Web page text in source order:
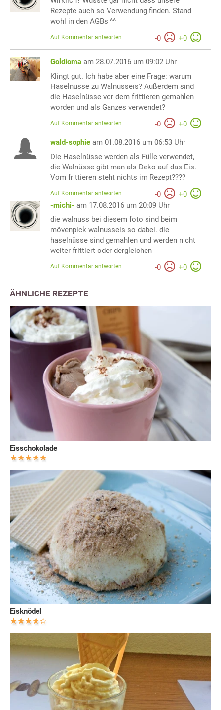
Rezepte auch so Verwendung finden. Stand
wohl in den AGBs ^^
-0 +0
Auf Kommentar antworten
Goldioma am 28.07.2016 um 09:02 Uhr
Klingt gut. Ich habe aber eine Frage: warum
Haselnüsse zu Walnusseis? Außerdem sind
die Haselnüsse vor dem frittieren gemahlen
worden und als Ganzes verwendet?
-0 +0
Auf Kommentar antworten
wald-sophie am 01.08.2016 um 06:53 Uhr
Die Haselnüsse werden als Fülle verwendet,
die Walnüsse gibt man als Deko auf das Eis.
Vom frittieren steht nichts im Rezept????
-0 +0
Auf Kommentar antworten
-michi- am 17.08.2016 um 20:09 Uhr
die walnuss bei diesem foto sind beim
mövenpick walnusseis so dabei. die
haselnüsse sind gemahlen und werden nicht
weiter frittiert oder dergleichen
-0 +0
Auf Kommentar antworten
ÄHNLICHE REZEPTE
Eisschokolade
Eisknödel